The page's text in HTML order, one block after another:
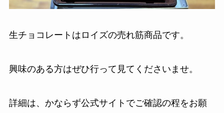
生チョコレートはロイズの売れ筋商品です。
興味のある方はぜひ行って見てくださいませ。
詳細は、かならず公式サイトでご確認の程をお願